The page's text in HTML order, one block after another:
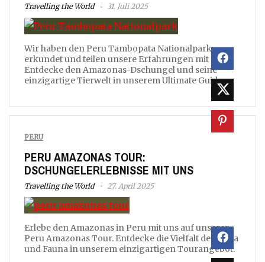
Travelling the World 31. Juli 2025
Wir haben den Peru Tambopata Nationalpark
erkundet und teilen unsere Erfahrungen mit dir.
Entdecke den Amazonas-Dschungel und seine
einzigartige Tierwelt in unserem Ultimate Guide
PERU
PERU AMAZONAS TOUR:
DSCHUNGELERLEBNISSE MIT UNS
Travelling the World 27. April 2025
Erlebe den Amazonas in Peru mit uns auf unserer
Peru Amazonas Tour. Entdecke die Vielfalt der Flora
und Fauna in unserem einzigartigen Tourangebot.